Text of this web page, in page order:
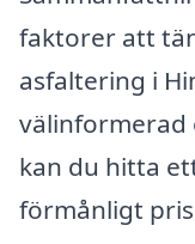
faktorer att
asfaltering i
välinformerad
kan du hitta
förmånligt